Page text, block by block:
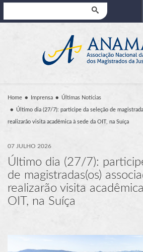
Home Imprensa Últimas Notícias
Último dia (27/7): participe da seleção de
realizarão visita acadêmica à sede da OIT, na Suíça
07 JULHO 2026
Último dia (27/7):
de magistradas(os)
realizarão visita
OIT, na Suíça